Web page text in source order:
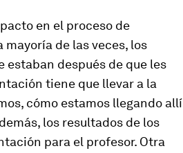
en el proceso de
de las veces, los
después de que les
tiene que llevar a la
cómo estamos llegando allí
los resultados de los
para el profesor. Otra